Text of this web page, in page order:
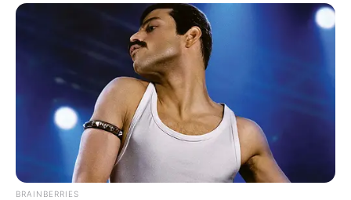
BRAINBERRIES